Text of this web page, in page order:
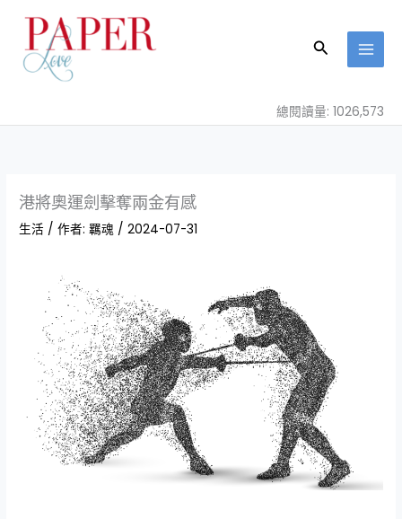
容
搜
總閱讀量: 1026,573
港將奧運劍擊奪兩金有感
生活 / 作者:羈魂 /2024-07-31